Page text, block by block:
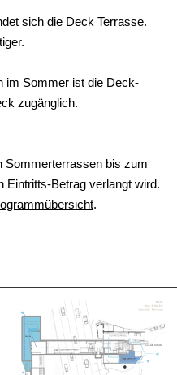
sich die Deck Terrasse.
im Sommer ist die Deck-
zugänglich.
Sommerterrassen bis zum
Eintritts-Betrag verlangt wird.
.